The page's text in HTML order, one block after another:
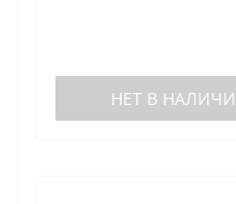
НЕТ В